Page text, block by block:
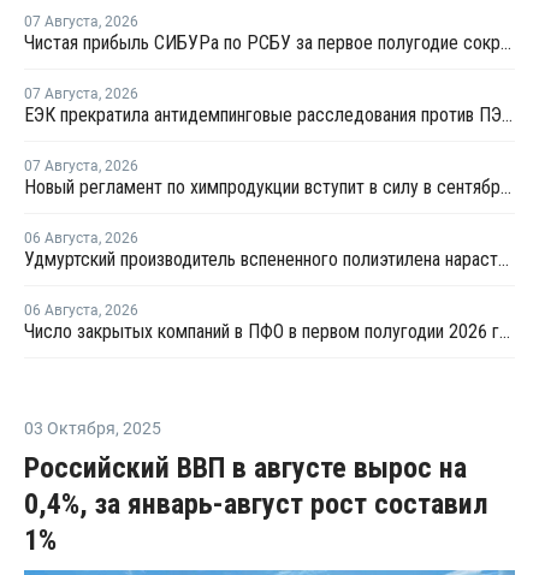
07 Августа, 2026
Чистая прибыль СИБУРа по РСБУ за первое полугодие сократилась в 3,6 раза
07 Августа, 2026
ЕЭК прекратила антидемпинговые расследования против ПЭ и ПП из Азербайджана и Туркменистана
07 Августа, 2026
Новый регламент по химпродукции вступит в силу в сентябре 2027 года
06 Августа, 2026
Удмуртский производитель вспененного полиэтилена нарастит выпуск на 15%
06 Августа, 2026
Число закрытых компаний в ПФО в первом полугодии 2026 года вдвое превысило число новых
03 Октября, 2025
Российский ВВП в августе вырос на
0,4%, за январь-август рост составил
1%